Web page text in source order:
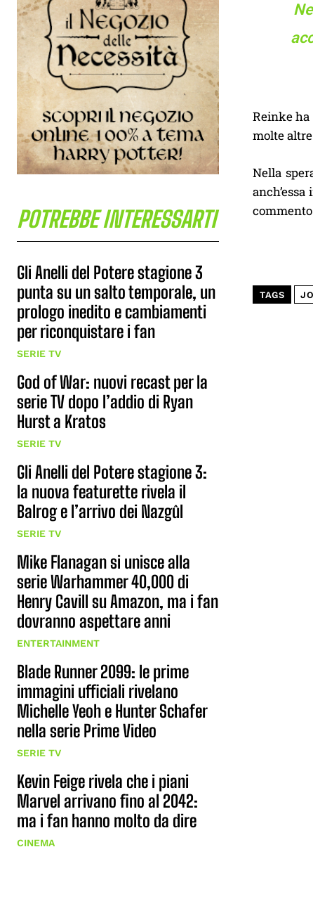
POTREBBE INTERESSARTI
Gli Anelli del Potere stagione 3
punta su un salto temporale, un
prologo inedito e cambiamenti
per riconquistare i fan
SERIE TV
God of War: nuovi recast per la
serie TV dopo l’addio di Ryan
Hurst a Kratos
SERIE TV
Gli Anelli del Potere stagione 3:
la nuova featurette rivela il
Balrog e l’arrivo dei Nazgûl
SERIE TV
Mike Flanagan si unisce alla
serie Warhammer 40,000 di
Henry Cavill su Amazon, ma i fan
dovranno aspettare anni
ENTERTAINMENT
Blade Runner 2099: le prime
immagini ufficiali rivelano
Michelle Yeoh e Hunter Schafer
nella serie Prime Video
SERIE TV
Kevin Feige rivela che i piani
Marvel arrivano fino al 2042:
ma i fan hanno molto da dire
CINEMA
Reinke ha
molte
Nella
TAGS